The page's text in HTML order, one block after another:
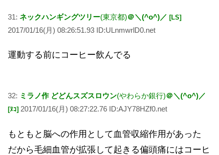
31: ネックハンギングツリー(東京都)＠＼(^o^)／ [LS]
2017/01/16(月) 08:26:51.93 ID:ULnmwrlD0.net
運動する前にコーヒー飲んでる
32: ミラノ作 どどんスズスロウン(やわらか銀行)＠＼(^o^)／
[ﾇｺ] 2017/01/16(月) 08:27:22.76 ID:AJY78HZf0.net
もともと脳への作用として血管収縮作用があった
だから毛細血管が拡張して起きる偏頭痛にはコーヒ